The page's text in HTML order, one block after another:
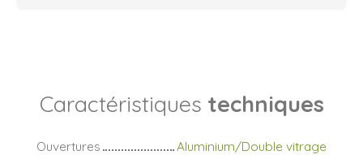
Caractéristiques techniques
Ouvertures
Aluminium/Double vitrage